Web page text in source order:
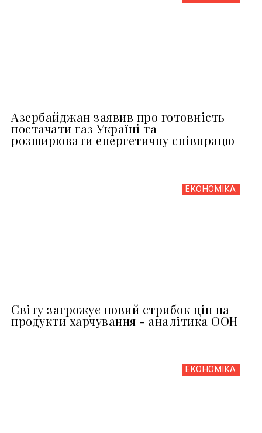
Азербайджан заявив про готовність
постачати газ Україні та
розширювати енергетичну співпрацю
ЕКОНОМІКА
Світу загрожує новий стрибок цін на
продукти харчування - аналітика ООН
ЕКОНОМІКА